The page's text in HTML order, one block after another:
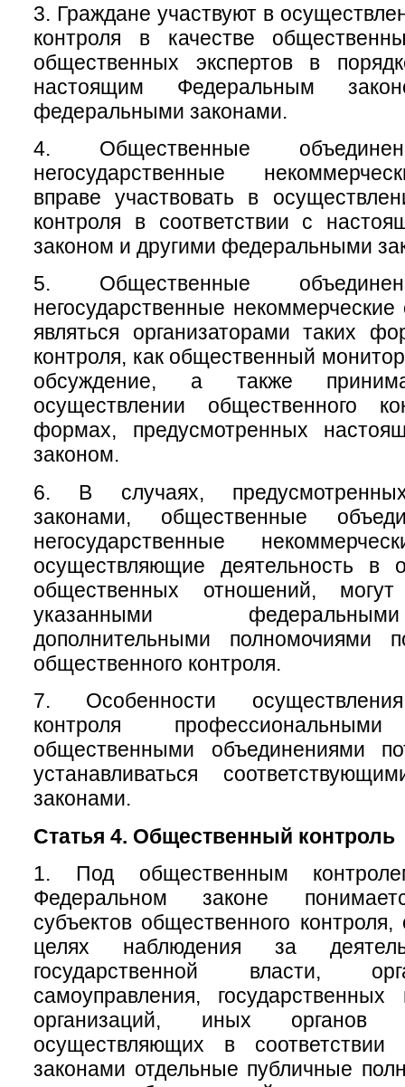
3. Граждане участвуют в
контроля в качестве
общественных экспертов в
настоящим Федеральным
федеральными законами.
4. Общественные
негосударственные
вправе участвовать в
контроля в соответствии с
законом и другими федеральными
5. Общественные
негосударственные некоммерческие
являться организаторами таких
контроля, как общественный
обсуждение, а также
осуществлении общественного
формах, предусмотренных
законом.
6. В случаях,
законами, общественные
негосударственные
осуществляющие деятельность в
общественных отношений,
указанными
дополнительными полномочиями
общественного контроля.
7. Особенности
контроля
общественными объединениями
устанавливаться
законами.
Статья 4. Общественный контроль
1. Под общественным
Федеральном законе
субъектов общественного
целях наблюдения за
государственной власти,
самоуправления,
организаций, иных органов
осуществляющих в
законами отдельные публичные